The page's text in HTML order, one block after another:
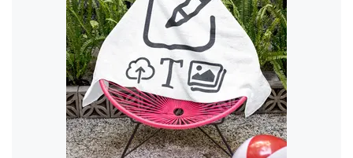
Häufige
Fragen